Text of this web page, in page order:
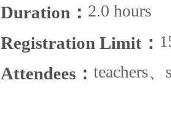
Duration： 2.0 hours
Registration Limit：
Attendees： teachers